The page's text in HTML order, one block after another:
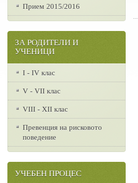
Прием 2015/2016
ЗА РОДИТЕЛИ И
УЧЕНИЦИ
I - IV клас
V - VII клас
VІІІ - ХІІ клас
Превенция на рисковото
поведение
УЧЕБЕН ПРОЦЕС